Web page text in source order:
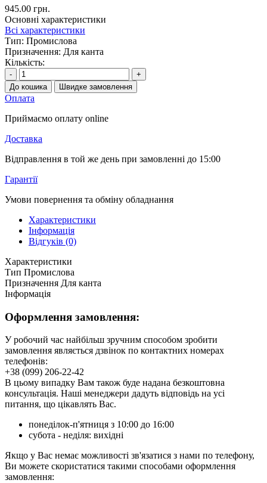
945.00 грн.
Основні характеристики
Всі характеристики
Тип: Промислова
Призначення: Для канта
Кількість:
-
+
До кошика
Швидке замовлення
Оплата
Приймаємо оплату online
Доставка
Відправлення в той же день при замовленні до 15:00
Гарантії
Умови повернення та обміну обладнання
Характеристики
Інформація
Відгуків (0)
Характеристики
Тип Промислова
Призначення Для канта
Інформація
Оформлення замовлення:
У робочий час найбільш зручним способом зробити
замовлення являється дзвінок по контактних номерах
телефонів:
+38 (099) 206-22-42
В цьому випадку Вам також буде надана безкоштовна
консультація. Наші менеджери дадуть відповідь на усі
питання, що цікавлять Вас.
понеділок-п'ятниця з 10:00 до 16:00
субота - неділя: вихідні
Якщо у Вас немає можливості зв'язатися з нами по телефону,
Ви можете скористатися такими способами оформлення
замовлення: